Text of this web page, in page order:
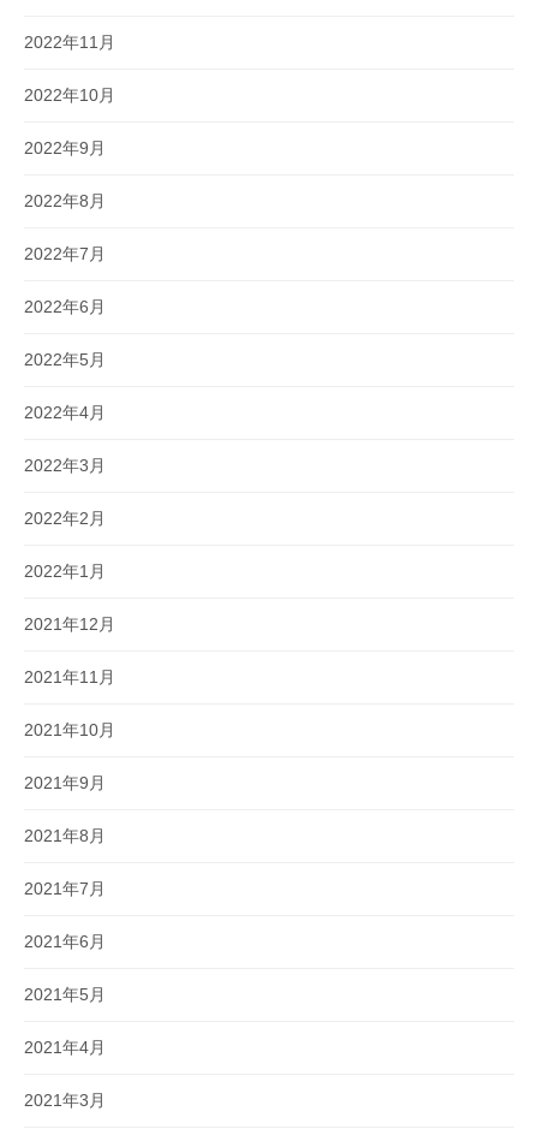
2022年11月
2022年10月
2022年9月
2022年8月
2022年7月
2022年6月
2022年5月
2022年4月
2022年3月
2022年2月
2022年1月
2021年12月
2021年11月
2021年10月
2021年9月
2021年8月
2021年7月
2021年6月
2021年5月
2021年4月
2021年3月